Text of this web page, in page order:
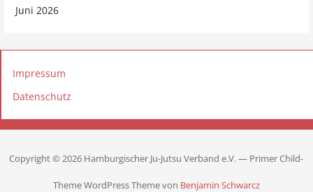
Juni 2026
Impressum
Datenschutz
Copyright © 2026 Hamburgischer Ju-Jutsu Verband e.V. — Primer Child-
Theme WordPress Theme von Benjamin Schwarcz